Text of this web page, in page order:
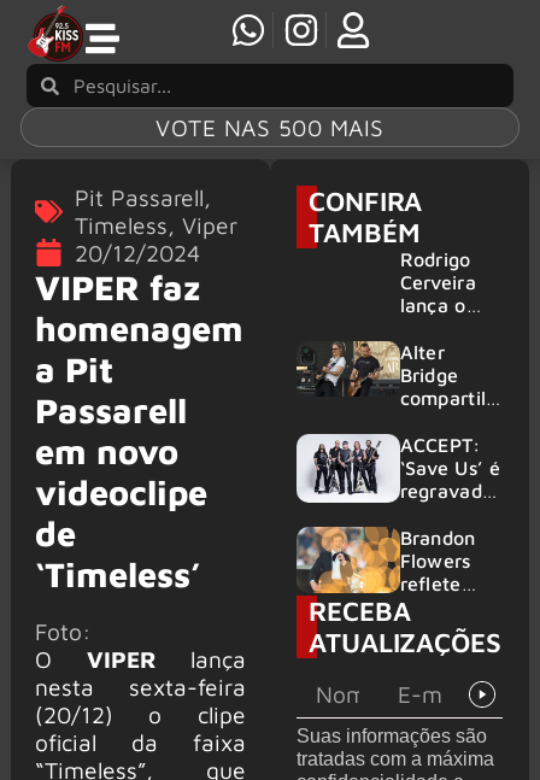
VOTE NAS 500 MAIS
Pit Passarell,
Timeless, Viper
20/12/2024
VIPER faz
homenagem
a Pit
Passarell
em novo
videoclipe
de
‘Timeless’
Foto:
O VIPER lança
nesta sexta-feira
(20/12) o clipe
oficial da faixa
“Timeless”, que
CONFIRA
TAMBÉM
Rodrigo
Cerveira
lança o
Searcher”
Alter
Bridge
compartilh
vivo de
“Fortress”
gravada
am Ring
2026
ACCEPT:
‘Save Us’ é
regravada
membros
do GHOST
e KORN
Brandon
Flowers
reflete
sobre o
futuro e
levanta
de de
deixar os
palcos
RECEBA
ATUALIZAÇÕES
Suas informações são
tratadas com a máxima